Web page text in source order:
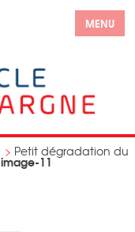
MENU
> Petit dégradation du
image-11